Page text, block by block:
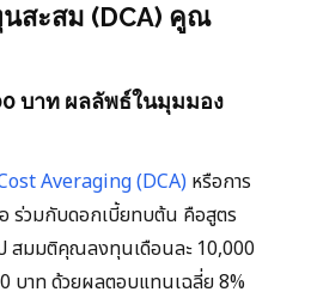
สะสม (DCA) คูณ
บาท ผลลัพธ์ในมุมมอง
Averaging (DCA) หรือการ
ร่วมกับดอกเบี้ยทบต้น คือสูตร
สมมติคุณลงทุนเดือนละ 10,000
บาท ด้วยผลตอบแทนเฉลี่ย 8%